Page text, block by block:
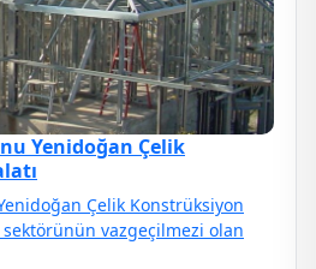
Yenidoğan Çelik
Çelik Konstrüksiyon
vazgeçilmezi olan